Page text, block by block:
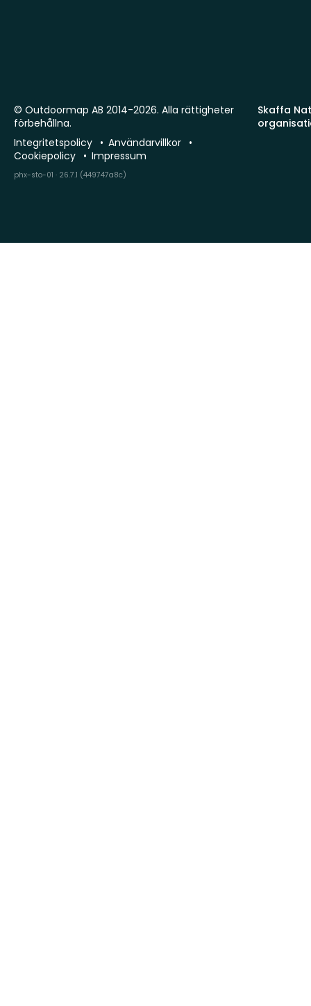
Skaffa
© Outdoormap AB 2014-2026. Alla rättigheter
förbehållna.
Integritetspolicy
Användarvillkor
Cookiepolicy
Impressum
phx-sto-01 · 26.7.1 (449747a8c)